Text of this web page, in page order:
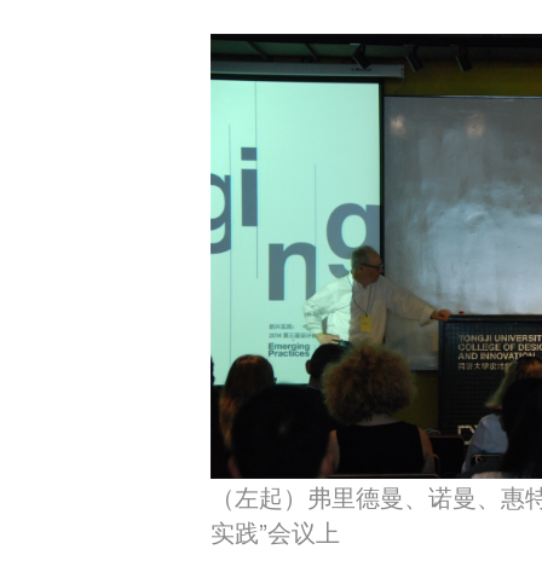
（左起）弗里德曼、 诺曼、 惠
实践”会议上